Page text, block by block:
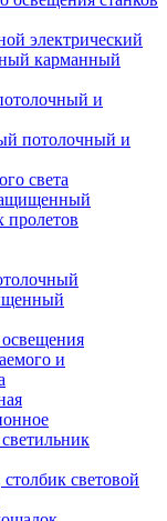
электрический
карманный
и
потолочный и
света
пролетов
и
световой